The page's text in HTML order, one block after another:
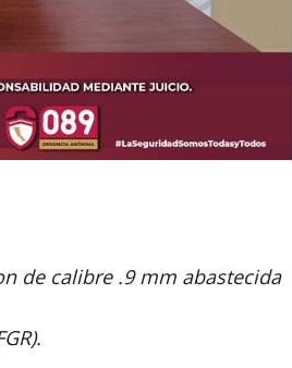
de calibre .9 mm abastecida